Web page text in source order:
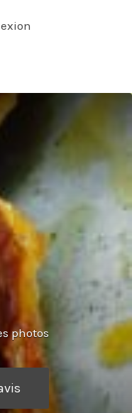
photos